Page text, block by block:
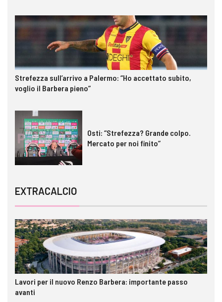
Strefezza sull’arrivo a Palermo: “Ho accettato subito,
voglio il Barbera pieno”
Osti: “Strefezza? Grande colpo.
Mercato per noi finito”
EXTRACALCIO
Lavori per il nuovo Renzo Barbera: importante passo
avanti